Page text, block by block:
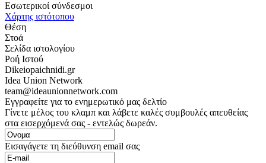
Εσωτερικοί σύνδεσμοι
Χάρτης ιστότοπου
Θέση
Στοά
Σελίδα ιστολογίου
Ροή Ιστού
Dikeiopaichnidi.gr
Idea Union Network
team@ideaunionnetwork.com
Εγγραφείτε για το ενημερωτικό μας δελτίο
Γίνετε μέλος του κλαμπ και λάβετε καλές συμβουλές απευθείας
στα εισερχόμενά σας - εντελώς δωρεάν.
Εισαγάγετε τη διεύθυνση email σας